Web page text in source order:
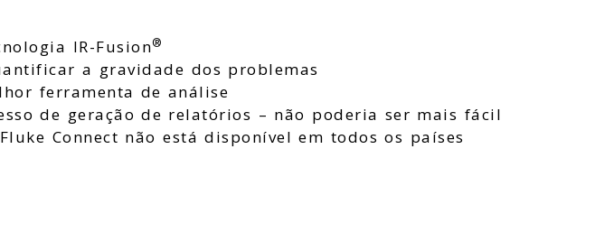
IR-Fusion®
a gravidade dos problemas
ferramenta de análise
de geração de relatórios – não poderia ser mais fácil
Connect não está disponível em todos os países